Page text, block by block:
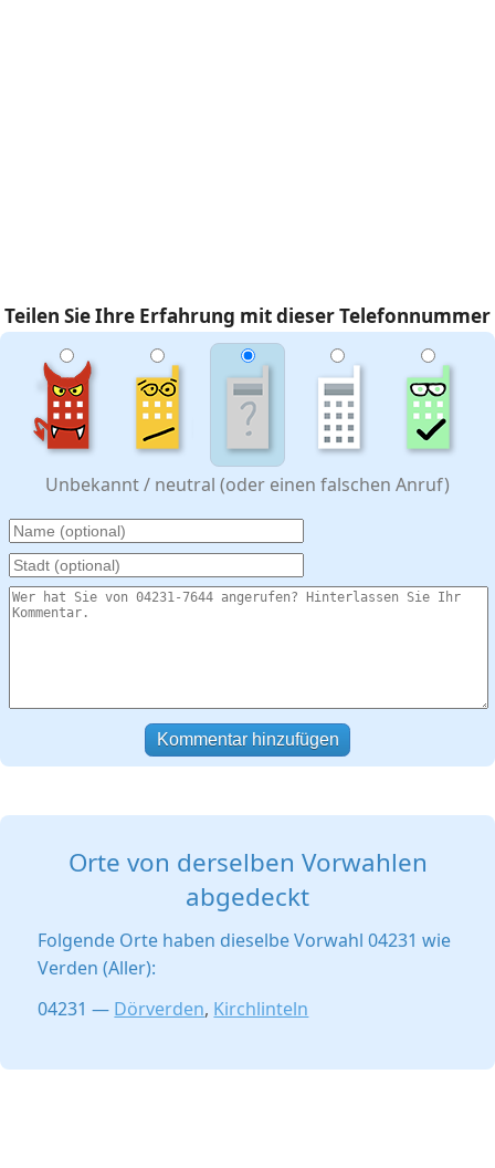
Teilen Sie Ihre Erfahrung mit dieser Telefonnummer
Unbekannt / neutral (oder einen falschen Anruf)
Kommentar hinzufügen
Orte von derselben Vorwahlen
abgedeckt
Folgende Orte haben dieselbe Vorwahl 04231 wie
Verden (Aller):
04231 — Dörverden, Kirchlinteln